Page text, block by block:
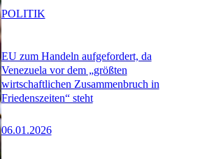
EU zum Handeln aufgefordert, da
Venezuela vor dem „größten
wirtschaftlichen Zusammenbruch in
Friedenszeiten“ steht
06.01.2026
POLITIK